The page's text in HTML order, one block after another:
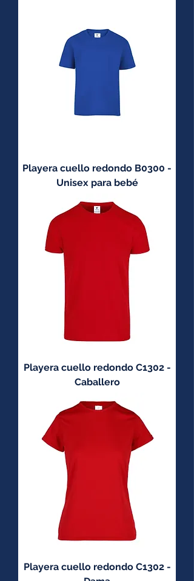
Playera cuello redondo B0300 -
Unisex para bebé
Playera cuello redondo C1302 -
Caballero
Playera cuello redondo C1302 -